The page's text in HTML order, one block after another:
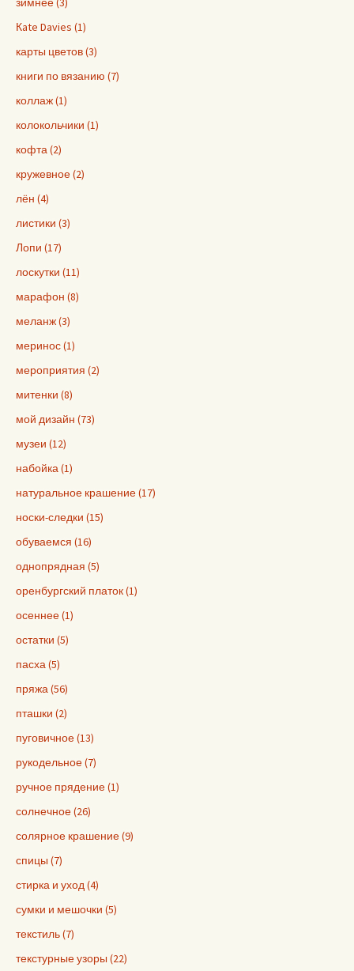
Кate Davies (1)
карты цветов (3)
книги по вязанию (7)
коллаж (1)
колокольчики (1)
кофта (2)
кружевное (2)
лён (4)
листики (3)
Лопи (17)
лоскутки (11)
марафон (8)
меланж (3)
меринос (1)
мероприятия (2)
митенки (8)
мой дизайн (73)
музеи (12)
набойка (1)
натуральное крашение (17)
носки-следки (15)
обуваемся (16)
однопрядная (5)
оренбургский платок (1)
осеннее (1)
остатки (5)
пасха (5)
пряжа (56)
пташки (2)
пуговичное (13)
рукодельное (7)
ручное прядение (1)
солнечное (26)
солярное крашение (9)
спицы (7)
стирка и уход (4)
сумки и мешочки (5)
текстиль (7)
текстурные узоры (22)